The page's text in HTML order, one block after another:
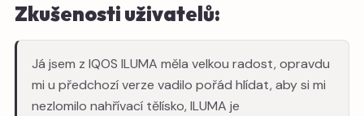
Zkušenosti uživatelů:
Já jsem z IQOS ILUMA měla velkou radost, opravdu
mi u předchozí verze vadilo pořád hlídat, aby si mi
nezlomilo nahřívací tělísko, ILUMA je